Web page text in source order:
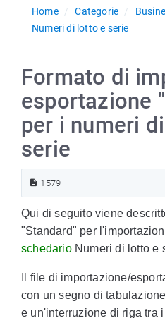
Home
Categorie
Numeri di lotto e serie
Formato di
esportazione
per i numeri
serie
1579
Qui di seguito viene
"Standard" per
schedarioNumeri di lotto e
Il file di importazione/
con un segno di
e un'interruzione di riga tra